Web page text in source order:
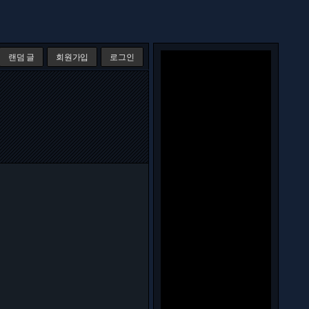
랜덤 글 회원가입 로그인